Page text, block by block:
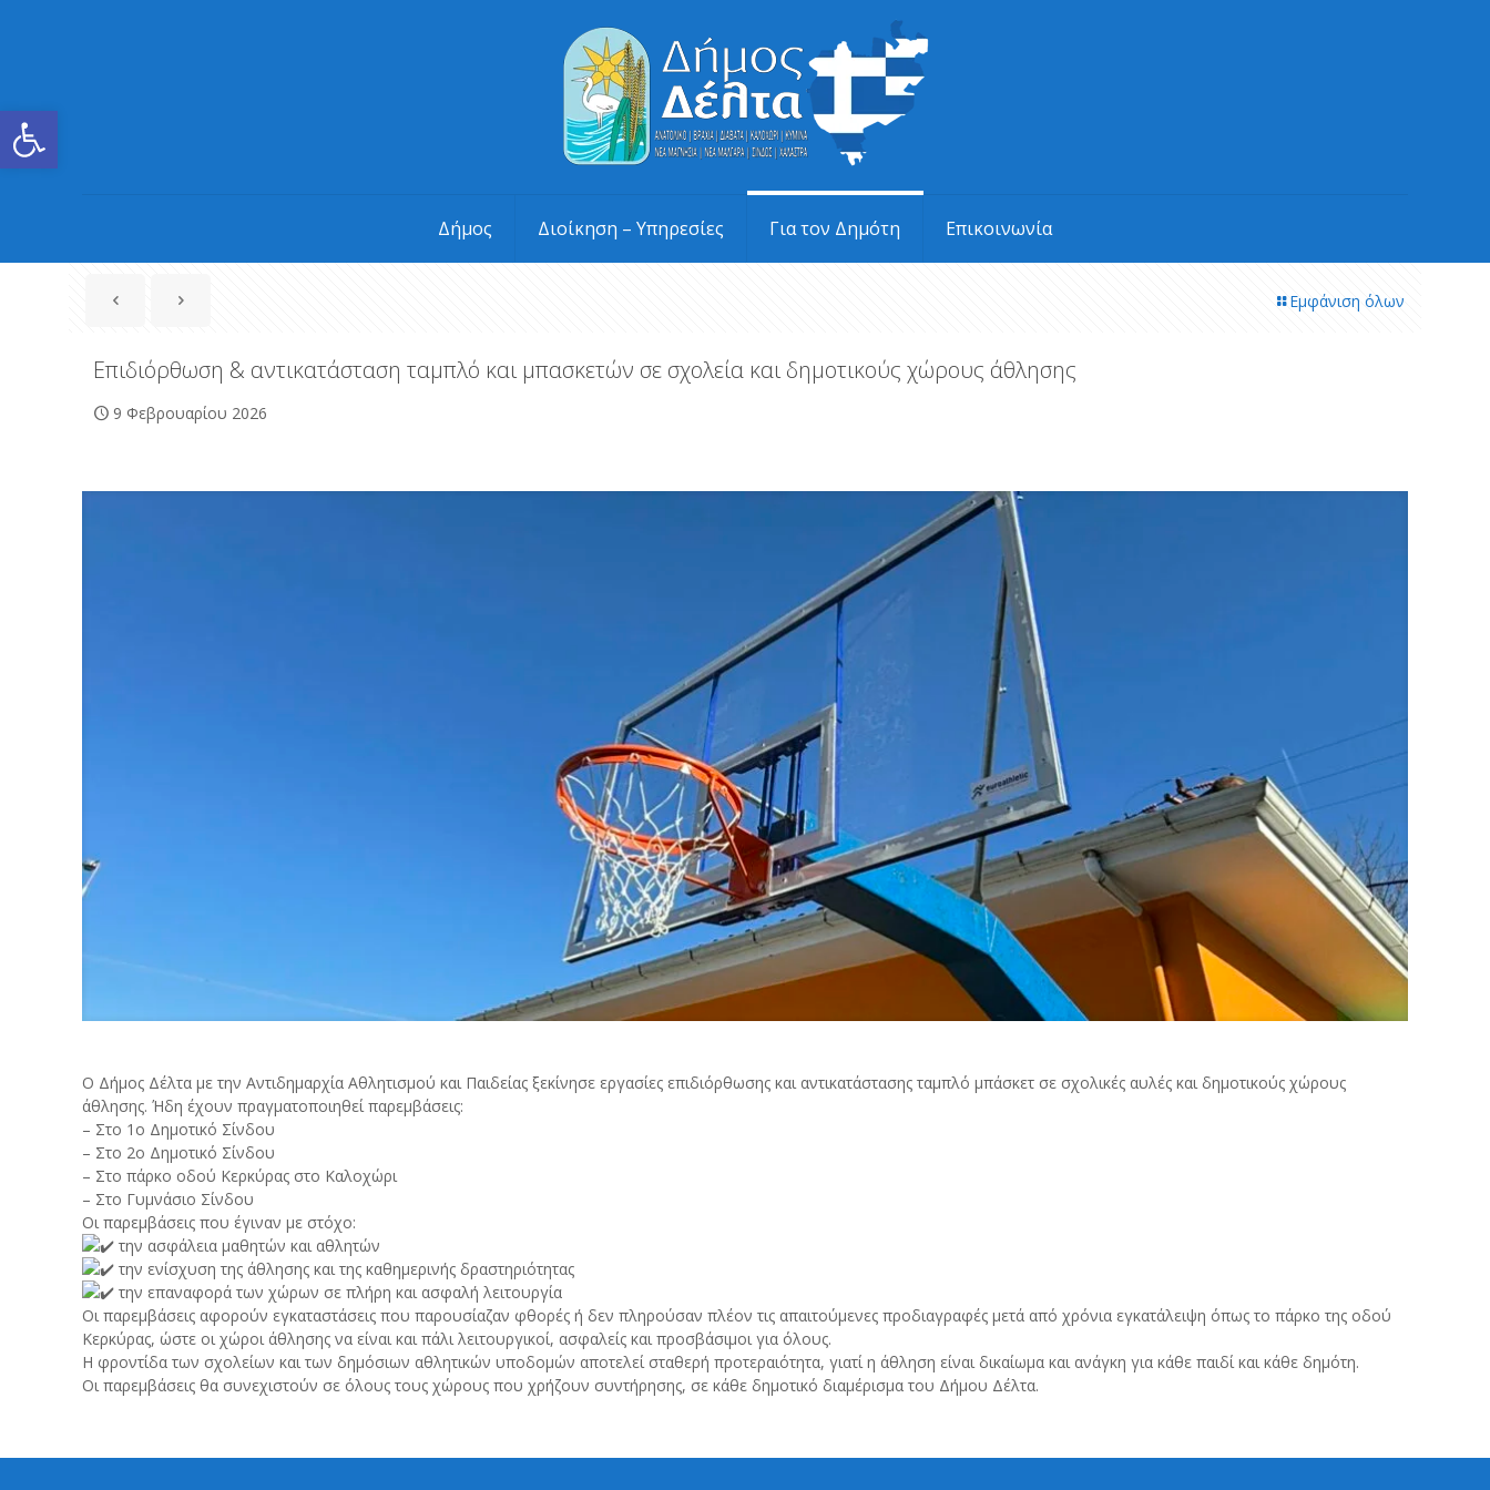
Ανοίξτε τη γραμμή εργαλείων
Δήμος Διοίκηση – Υπηρεσίες Για τον Δημότη Επικοινωνία
Εμφάνιση όλων
Επιδιόρθωση & αντικατάσταση ταμπλό και μπασκετών σε σχολεία και δημοτικούς χώρους άθλησης
9 Φεβρουαρίου 2026
Ο Δήμος Δέλτα με την Αντιδημαρχία Αθλητισμού και Παιδείας ξεκίνησε εργασίες επιδιόρθωσης και αντικατάστασης ταμπλό μπάσκετ σε σχολικές αυλές και δημοτικούς χώρους
άθλησης. Ήδη έχουν πραγματοποιηθεί παρεμβάσεις:
– Στο 1ο Δημοτικό Σίνδου
– Στο 2ο Δημοτικό Σίνδου
– Στο πάρκο οδού Κερκύρας στο Καλοχώρι
– Στο Γυμνάσιο Σίνδου
Οι παρεμβάσεις που έγιναν με στόχο:
την ασφάλεια μαθητών και αθλητών
την ενίσχυση της άθλησης και της καθημερινής δραστηριότητας
την επαναφορά των χώρων σε πλήρη και ασφαλή λειτουργία
Οι παρεμβάσεις αφορούν εγκαταστάσεις που παρουσίαζαν φθορές ή δεν πληρούσαν πλέον τις απαιτούμενες προδιαγραφές μετά από χρόνια εγκατάλειψη όπως το πάρκο της οδού
Κερκύρας, ώστε οι χώροι άθλησης να είναι και πάλι λειτουργικοί, ασφαλείς και προσβάσιμοι για όλους.
Η φροντίδα των σχολείων και των δημόσιων αθλητικών υποδομών αποτελεί σταθερή προτεραιότητα, γιατί η άθληση είναι δικαίωμα και ανάγκη για κάθε παιδί και κάθε δημότη.
Οι παρεμβάσεις θα συνεχιστούν σε όλους τους χώρους που χρήζουν συντήρησης, σε κάθε δημοτικό διαμέρισμα του Δήμου Δέλτα.